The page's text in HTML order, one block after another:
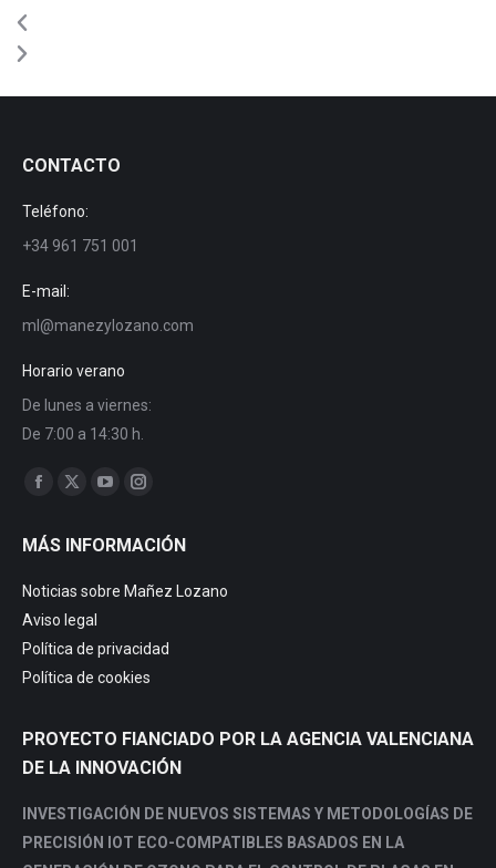
CONTACTO
Teléfono:
+34 961 751 001
E-mail:
ml@manezylozano.com
Horario verano
De lunes a viernes:
De 7:00 a 14:30 h.
Trouvez nous sur :
MÁS INFORMACIÓN
Noticias sobre Mañez Lozano
Aviso legal
Política de privacidad
Política de cookies
PROYECTO FIANCIADO POR LA AGENCIA VALENCIANA
DE LA INNOVACIÓN
INVESTIGACIÓN DE NUEVOS SISTEMAS Y METODOLOGÍAS DE
PRECISIÓN IOT ECO-COMPATIBLES BASADOS EN LA